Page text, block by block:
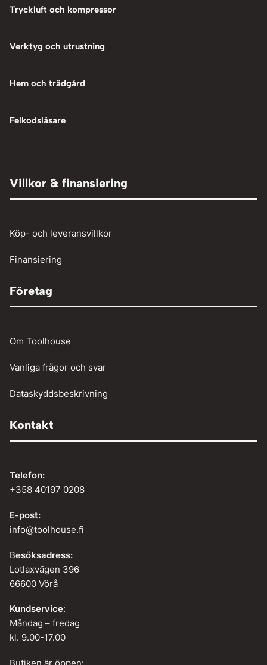
Däckmaskiner
Däckventiler
Tillbehör och verktyg
4-Pelarlyft
Saxlyft - Låglyft
Induktionsvärmare
MIG-svetsning
Plasmaskärning
Tryckluft och kompressor
Blästring
Luftpåfyllare
Mutterdragare
Verktyg och utrustning
Batteriladdare
Hydraulpressar
Verkstadstvätt
Vinschar
Hem och trädgård
Vedklyvar
Felkodsläsare
Person och paketbil
Villkor & finansiering
Köp- och leveransvillkor
Finansiering
Företag
Om Toolhouse
Vanliga frågor och svar
Dataskyddsbeskrivning
Kontakt
Telefon:
+358 40197 0208
E-post:
info@toolhouse.fi
Besöksadress:
Lotlaxvägen 396
66600 Vörå
Kundservice:
Måndag – fredag
kl. 9.00-17.00